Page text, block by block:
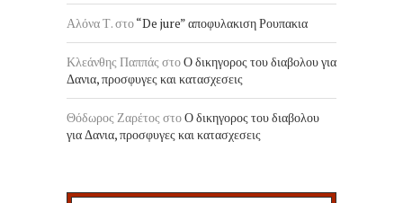
Αλόνα Τ.στο“De jure” αποφυλακιση Ρουπακια
Κλεάνθης Παππάς στοΟ δικηγορος του διαβολου για
Δανια, προσφυγες και κατασχεσεις
Θόδωρος Ζαρέτος στοΟ δικηγορος του διαβολου
για Δανια, προσφυγες και κατασχεσεις